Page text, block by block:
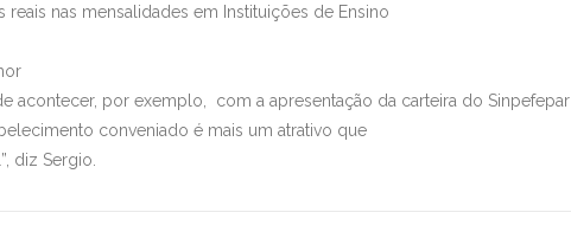
reais nas mensalidades em Instituições de Ensino
acontecer, por exemplo, com a apresentação da carteira do Sinpefepar
conveniado é mais um atrativo que
diz Sergio.